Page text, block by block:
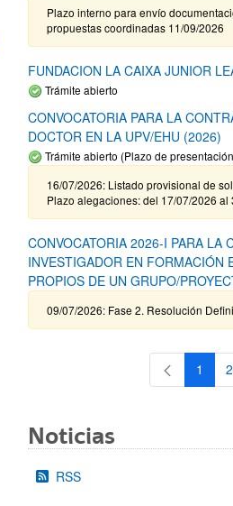
Plazo interno para envío
propuestas coordinadas 11/09/2026
FUNDACION LA CAIXA JUNIOR
Trámite abierto
CONVOCATORIA PARA LA
DOCTOR EN LA UPV/EHU (2026)
Trámite abierto (Plazo de
16/07/2026: Listado provisional de
Plazo alegaciones: del 17/07/2026
CONVOCATORIA 2026-I PARA LA
INVESTIGADOR EN FORMACIÓN
PROPIOS DE UN GRUPO/
09/07/2026: Fase 2. Resolución
Página
1 2
Noticias
RSS